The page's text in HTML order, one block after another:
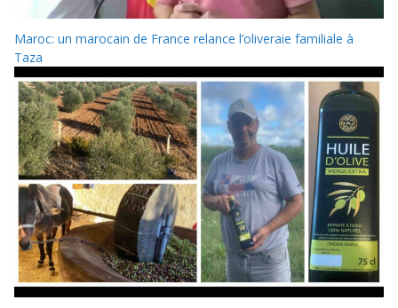
Maroc: un marocain de France relance l’oliveraie familiale à
Taza